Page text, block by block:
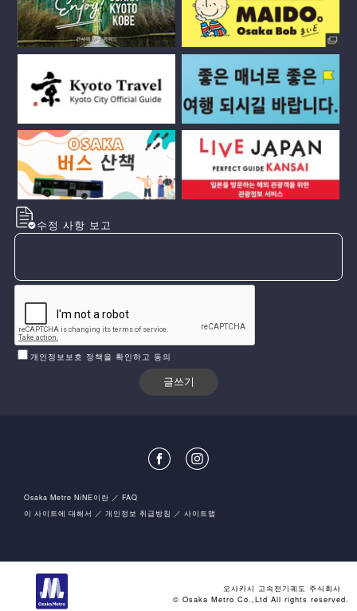
수정 사항 보고
개인정보보호 정책을 확인하고 동의
Osaka Metro NiNE이란
FAQ
이 사이트에 대해서
개인정보 취급방침 사이트맵
오사카시 고속전기궤도 주식회사
© Osaka Metro Co.,Ltd All rights reserved.